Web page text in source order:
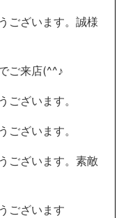
ございます。誠様
ご来店(^^♪
ございます。
ございます。
ございます。素敵
ございます